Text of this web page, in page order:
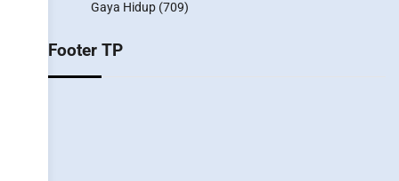
Gaya Hidup(709)
Footer TP